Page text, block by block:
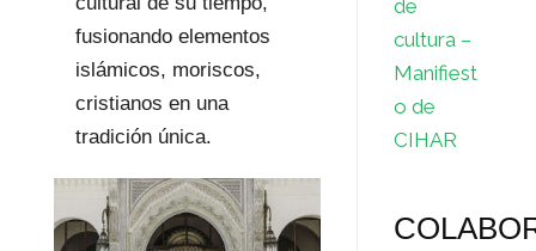
fusionando elementos
islámicos, moriscos,
cristianos en una
tradición única.
de
cultura –
Manifiest
o de
CIHAR